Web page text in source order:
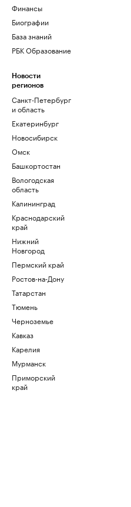
Финансы
Биографии
База знаний
РБК Образование
Новости
регионов
Санкт-Петербург
и область
Екатеринбург
Новосибирск
Омск
Башкортостан
Вологодская
область
Калининград
Краснодарский
край
Нижний
Новгород
Пермский край
Ростов-на-Дону
Татарстан
Тюмень
Черноземье
Кавказ
Карелия
Мурманск
Приморский
край